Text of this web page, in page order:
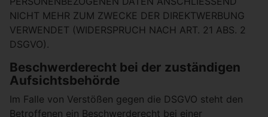
NICHT MEHR ZUM ZWECKE DER DIREKTWERBUNG
VERWENDET (WIDERSPRUCH NACH ART. 21 ABS. 2
DSGVO).
Beschwerderecht bei der zuständigen
Aufsichtsbehörde
Im Falle von Verstößen gegen die DSGVO steht den
Betroffenen ein Beschwerderecht bei einer